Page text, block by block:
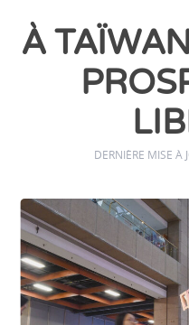
À
DERNIÈRE MISE À